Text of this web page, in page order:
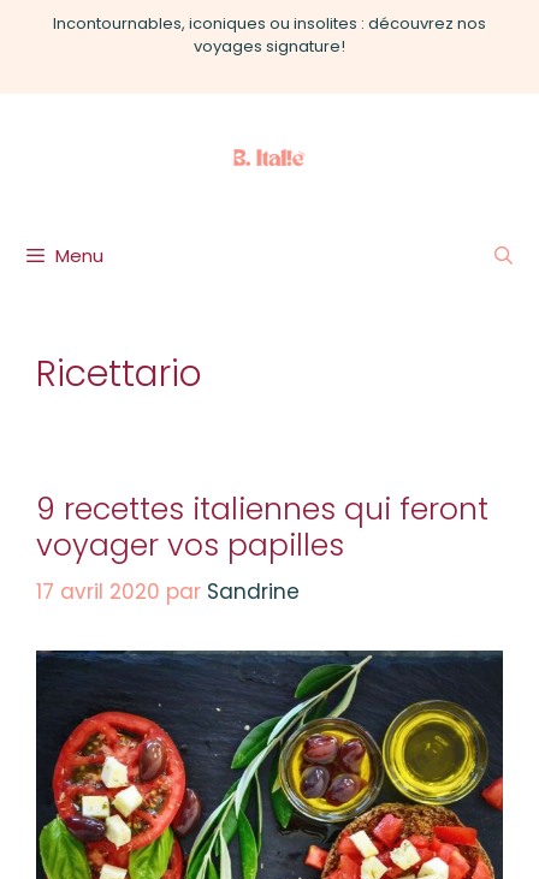
Incontournables, iconiques ou insolites : découvrez nos
voyages signature!
Menu
Ricettario
9 recettes italiennes qui feront
voyager vos papilles
17 avril 2020 par Sandrine